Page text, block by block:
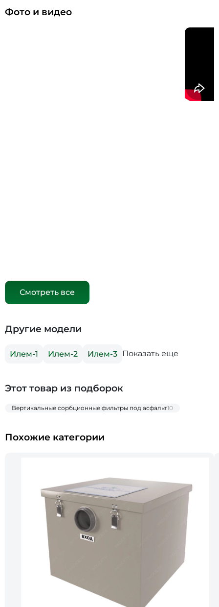
Фото и видео
Смотреть все
Другие модели
Илем-1 Илем-2 Илем-3 Показать еще
Этот товар из подборок
Вертикальные сорбционные фильтры под асфальт10
Похожие категории